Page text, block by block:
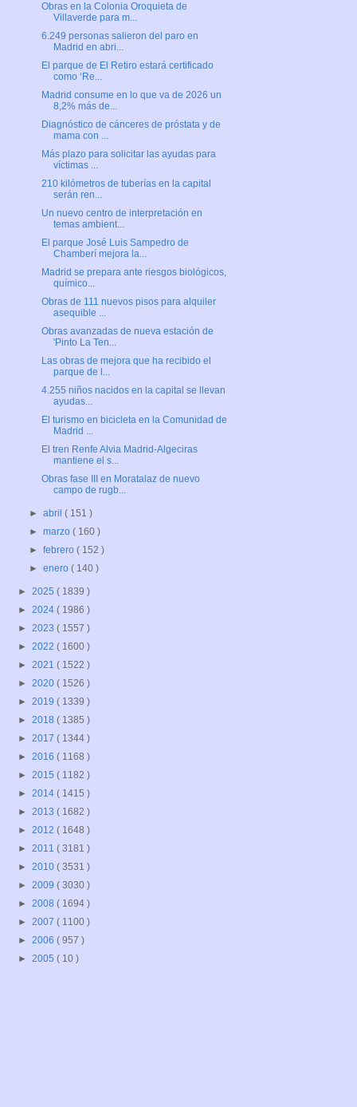
Obras en la Colonia Oroquieta de
Villaverde para m...
6.249 personas salieron del paro en
Madrid en abri...
El parque de El Retiro estará certificado
como ‘Re...
Madrid consume en lo que va de 2026 un
8,2% más de...
Diagnóstico de cánceres de próstata y de
mama con ...
Más plazo para solicitar las ayudas para
víctimas ...
210 kilómetros de tuberías en la capital
serán ren...
Un nuevo centro de interpretación en
temas ambient...
El parque José Luis Sampedro de
Chamberí mejora la...
Madrid se prepara ante riesgos biológicos,
químico...
Obras de 111 nuevos pisos para alquiler
asequible ...
Obras avanzadas de nueva estación de
'Pinto La Ten...
Las obras de mejora que ha recibido el
parque de l...
4.255 niños nacidos en la capital se llevan
ayudas...
El turismo en bicicleta en la Comunidad de
Madrid ...
El tren Renfe Alvia Madrid-Algeciras
mantiene el s...
Obras fase III en Moratalaz de nuevo
campo de rugb...
►abril( 151 )
►marzo( 160 )
►febrero( 152 )
►enero( 140 )
► 2025 ( 1839 )
► 2024 ( 1986 )
► 2023 ( 1557 )
► 2022 ( 1600 )
► 2021 ( 1522 )
► 2020 ( 1526 )
► 2019 ( 1339 )
► 2018 ( 1385 )
► 2017 ( 1344 )
► 2016 ( 1168 )
► 2015 ( 1182 )
► 2014 ( 1415 )
► 2013 ( 1682 )
► 2012 ( 1648 )
► 2011 ( 3181 )
► 2010 ( 3531 )
► 2009 ( 3030 )
► 2008 ( 1694 )
► 2007 ( 1100 )
► 2006 ( 957 )
► 2005 ( 10 )